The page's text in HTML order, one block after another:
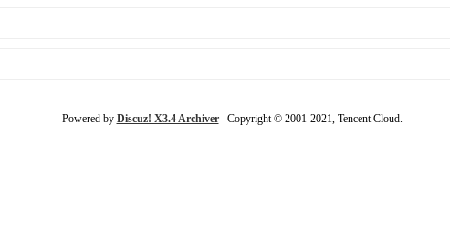
Powered by Discuz! X3.4 ArchiverCopyright © 2001-2021, Tencent Cloud.